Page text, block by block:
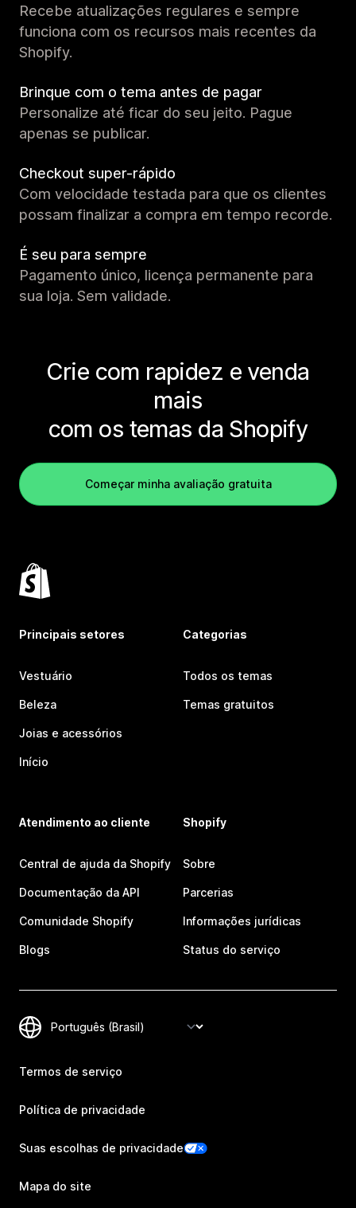
Recebe atualizações regulares e sempre
funciona com os recursos mais recentes da
Shopify.
Brinque com o tema antes de pagar
Personalize até ficar do seu jeito. Pague
apenas se publicar.
Checkout super-rápido
Com velocidade testada para que os clientes
possam finalizar a compra em tempo recorde.
É seu para sempre
Pagamento único, licença permanente para
sua loja. Sem validade.
Crie com rapidez e venda
mais
com os temas da Shopify
Começar minha avaliação gratuita
Principais setores
Vestuário
Beleza
Joias e acessórios
Início
Categorias
Todos os temas
Temas gratuitos
Atendimento ao cliente
Central de ajuda da Shopify
Documentação da API
Comunidade Shopify
Blogs
Shopify
Sobre
Parcerias
Informações jurídicas
Status do serviço
Termos de serviço
Política de privacidade
Suas escolhas de privacidade
Mapa do site